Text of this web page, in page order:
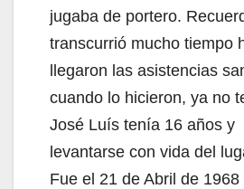
jugaba de portero.
transcurrió mucho tiempo
llegaron las asistencias
cuando lo hicieron, ya no
José Luís tenía 16 años y
levantarse con vida del
Fue el 21 de Abril de